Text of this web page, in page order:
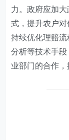
力。政府应加
式，提升农户
持续优化理赔
分析等技术手
业部门的合作